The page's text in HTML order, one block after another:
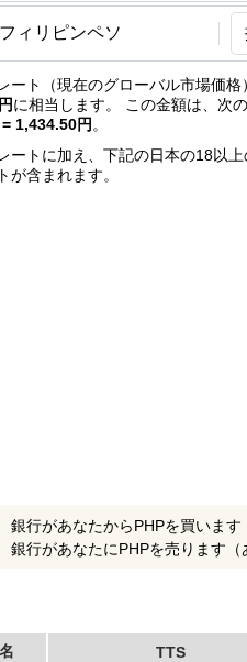
ート（現在のグローバル市場価
に相当します。 この金額は、次
1,434.50円 。
ートに加え、下記の日本の18以
が含まれます。
銀行があなたからPHPを買いま
銀行があなたにPHPを売ります（
TTS